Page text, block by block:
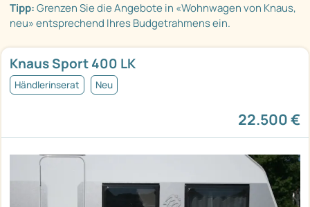
Tipp:Grenzen Sie die Angebote in «Wohnwagen von Knaus,
neu» entsprechend Ihres Budgetrahmens ein.
Knaus Sport 400 LK
Händlerinserat Neu
22.500 €